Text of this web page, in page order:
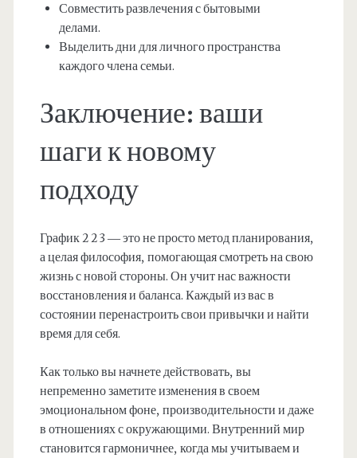
Совместить развлечения с бытовыми
делами.
Выделить дни для личного пространства
каждого члена семьи.
Заключение: ваши
шаги к новому
подходу
График 2 2 3 — это не просто метод планирования,
а целая философия, помогающая смотреть на свою
жизнь с новой стороны. Он учит нас важности
восстановления и баланса. Каждый из вас в
состоянии перенастроить свои привычки и найти
время для себя.
Как только вы начнете действовать, вы
непременно заметите изменения в своем
эмоциональном фоне, производительности и даже
в отношениях с окружающими. Внутренний мир
становится гармоничнее, когда мы учитываем и